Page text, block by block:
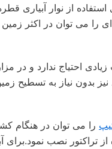
استفاده از نوار آبیاری
را می توان در اکثر زمین
احتیاج ندارد و در
بدون نیاز به تسطیح
را می توان در هنگام
از تراکتور نصب